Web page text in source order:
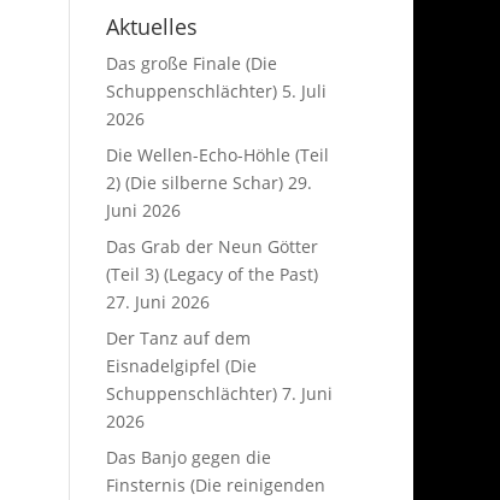
Aktuelles
Das große Finale (Die
Schuppenschlächter) 5. Juli
2026
Die Wellen-Echo-Höhle (Teil
2) (Die silberne Schar) 29.
Juni 2026
Das Grab der Neun Götter
(Teil 3) (Legacy of the Past)
27. Juni 2026
Der Tanz auf dem
Eisnadelgipfel (Die
Schuppenschlächter) 7. Juni
2026
Das Banjo gegen die
Finsternis (Die reinigenden